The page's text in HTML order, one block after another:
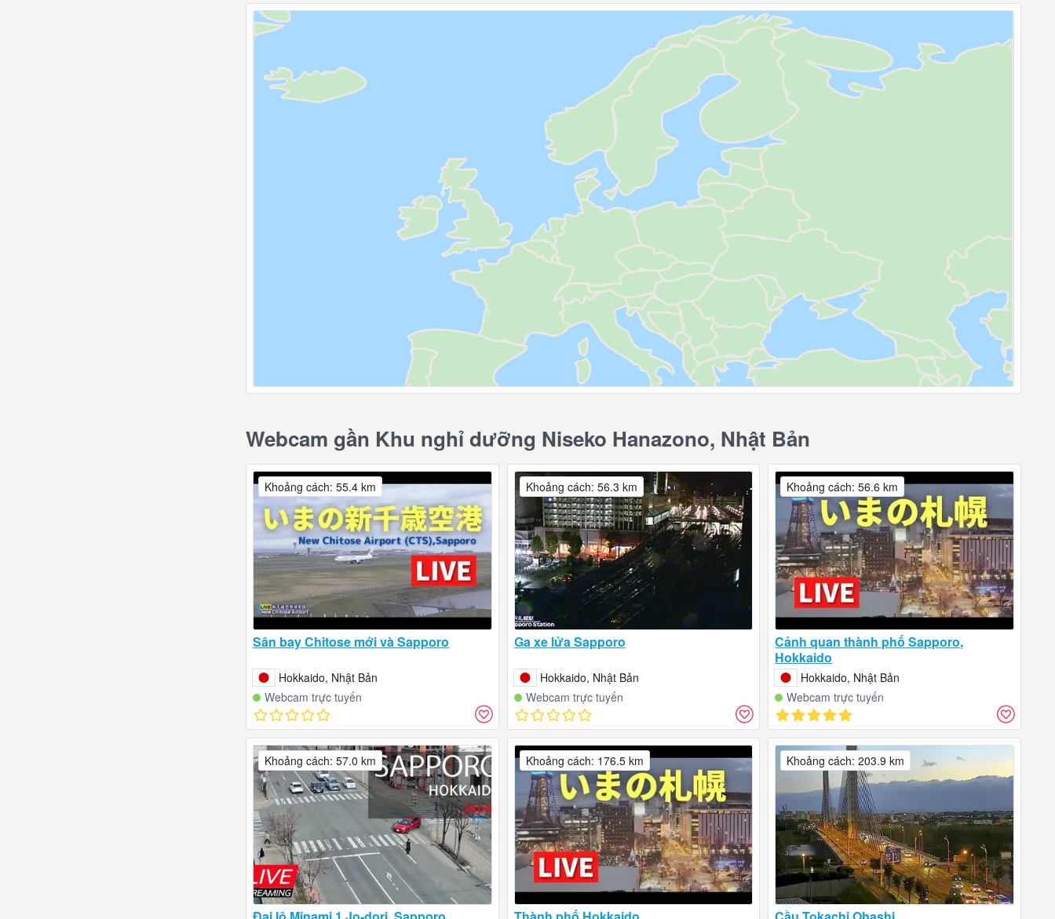
Webcam gần Khu nghỉ dưỡng Niseko Hanazono, Nhật Bản
Sân bay Chitose mới và Sapporo
Hokkaido, Nhật Bản
Webcam trực tuyến
Khoảng cách: 55.4 km
Ga xe lửa Sapporo
Hokkaido, Nhật Bản
Webcam trực tuyến
Khoảng cách: 56.3 km
Cảnh quan thành phố Sapporo,
Hokkaido
Hokkaido, Nhật Bản
Webcam trực tuyến
Khoảng cách: 56.6 km
Khoảng cách: 57.0 km Khoảng cách: 176.5 km Khoảng cách: 203.9 km